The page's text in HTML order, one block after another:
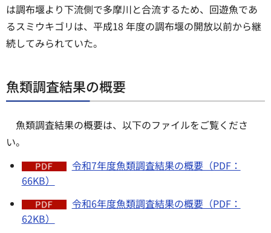
は調布堰より下流側で多摩川と合流するため、回遊魚であ
るスミウキゴリは、平成18 年度の調布堰の開放以前から継
続してみられていた。
魚類調査結果の概要
魚類調査結果の概要は、以下のファイルをご覧くださ
い。
令和7年度魚類調査結果の概要（PDF：
66KB）
令和6年度魚類調査結果の概要（PDF：
62KB）